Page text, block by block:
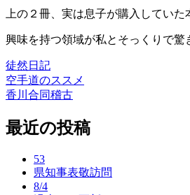
上の２冊、実は息子が購入していた
興味を持つ領域が私とそっくりで驚
徒然日記
投
稿
ナ
空手道のススメ
香川合同稽古
最近の投稿
53
県知事表敬訪問
8/4